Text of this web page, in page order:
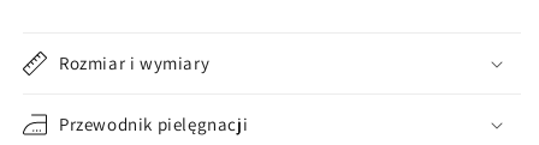
Rozmiar i wymiary
Przewodnik pielęgnacji